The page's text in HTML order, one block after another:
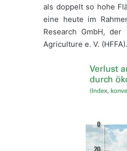
als doppelt so hohe
eine heute im
Research GmbH,
Agriculture e. V.